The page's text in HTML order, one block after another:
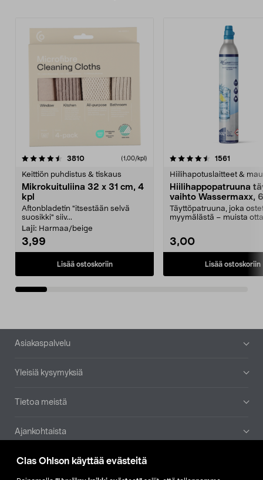
Clas Ohlson käyttää evästeitä
3810arvostelut (1,00/kpl)
Keittiön puhdistus & tiskaus
Mikrokuituliina 32 x 31 cm, 4
kpl
Aftonbladetin "itsestään selvä
suosikki" siiv...
Laji: Harmaa/beige
3,99
Lisää ostoskoriin
4.5viidestä
1561
Hiilihapotuslaitteet &
Hiilihappopatruuna
vaihto Wassermaxx,
Täyttöpatruuna, joka
myymälästä – muista
3,00
Lisää ostoskoriin
4.5viidestä
Alatunniste
Asiakaspalvelu
Yleisiä kysymyksiä
Tietoa meistä
Ajankohtaista
Muut yrityksemme